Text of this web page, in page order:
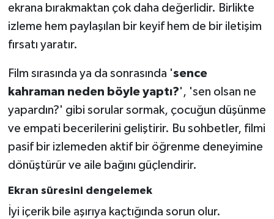
ekrana bırakmaktan çok daha değerlidir. Birlikte
izleme hem paylaşılan bir keyif hem de bir iletişim
fırsatı yaratır.
Film sırasında ya da sonrasında 'sence
kahraman neden böyle yaptı?', 'sen olsan ne
yapardın?' gibi sorular sormak, çocuğun düşünme
ve empati becerilerini geliştirir. Bu sohbetler, filmi
pasif bir izlemeden aktif bir öğrenme deneyimine
dönüştürür ve aile bağını güçlendirir.
Ekran süresini dengelemek
İyi içerik bile aşırıya kaçtığında sorun olur.